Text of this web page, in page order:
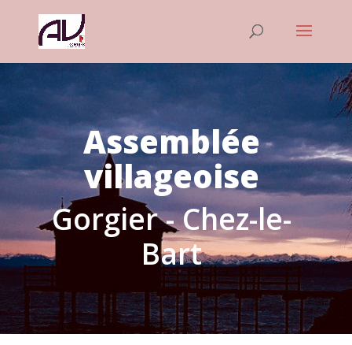
Assemblée
villageoise
Gorgier - Chez-le-
Bart